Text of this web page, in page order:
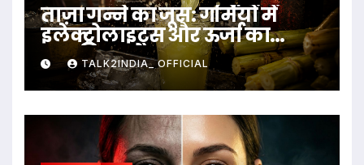
ताज़ा गन्ने का जूस: गर्मियों में
इलेक्ट्रोलाइट्स और ऊर्जा का
प्राकृतिक स्रोत
TALK2INDIA_ OFFICIAL